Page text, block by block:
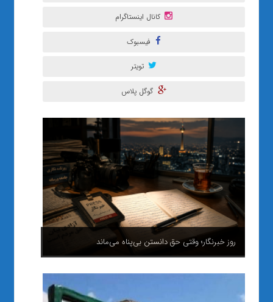
کانال اینستاگرام
فیسبوک
تویتر
گوگل پلاس
روز خبرنگار؛ وقتی حق دانستن بی‌پناه می‌ماند